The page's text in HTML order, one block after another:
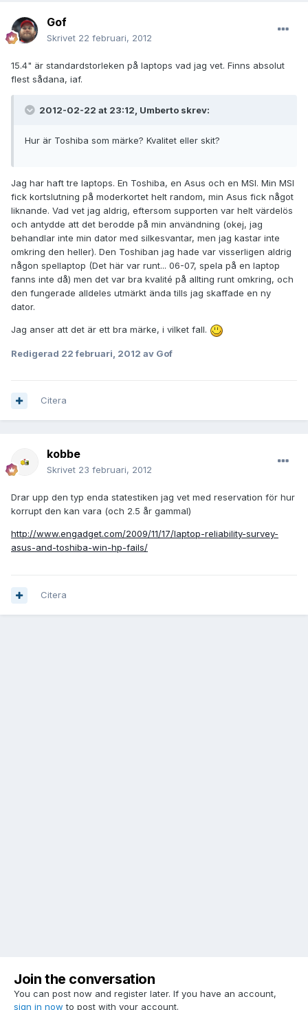
Gof
Skrivet 22 februari, 2012
15.4" är standardstorleken på laptops vad jag vet. Finns absolut
flest sådana, iaf.
2012-02-22 at 23:12, Umberto skrev:
Hur är Toshiba som märke? Kvalitet eller skit?
Jag har haft tre laptops. En Toshiba, en Asus och en MSI. Min MSI
fick kortslutning på moderkortet helt random, min Asus fick något
liknande. Vad vet jag aldrig, eftersom supporten var helt värdelös
och antydde att det berodde på min användning (okej, jag
behandlar inte min dator med silkesvantar, men jag kastar inte
omkring den heller). Den Toshiban jag hade var visserligen aldrig
någon spellaptop (Det här var runt... 06-07, spela på en laptop
fanns inte då) men det var bra kvalité på allting runt omkring, och
den fungerade alldeles utmärkt ända tills jag skaffade en ny
dator.
Jag anser att det är ett bra märke, i vilket fall.
Redigerad 22 februari, 2012 av Gof
Citera
kobbe
Skrivet 23 februari, 2012
Drar upp den typ enda statestiken jag vet med reservation för hur
korrupt den kan vara (och 2.5 år gammal)
http://www.engadget.com/2009/11/17/laptop-reliability-survey-
asus-and-toshiba-win-hp-fails/
Citera
Join the conversation
You can post now and register later. If you have an account,
sign in now to post with your account.